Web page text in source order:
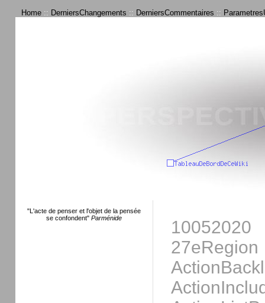
Home :: DerniersChangements :: DerniersCommentaires ::
"L'acte de penser et l'objet de la pensée
se confondent" Parménide
10052020
27eRegion